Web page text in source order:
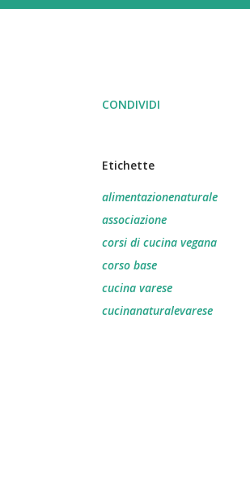
CONDIVIDI
Etichette
alimentazionenaturale
associazione
corsi di cucina vegana
corso base
cucina varese
cucinanaturalevarese